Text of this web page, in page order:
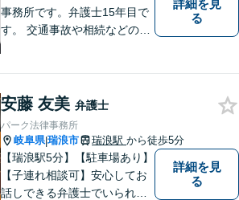
事務所です。弁護士15年目で
す。 交通事故や相続などの相
ました。特に交通事故では多
くの後遺障害事故や死亡事故
を解決してきました。
詳細を見
る
安藤 友美 弁護士
パーク法律事務所
岐阜県|瑞浪市 瑞浪駅 から徒歩5分
【瑞浪駅5分】【駐車場あり】
【子連れ相談可】安心してお
話しできる弁護士でいられる
詳細を見
る